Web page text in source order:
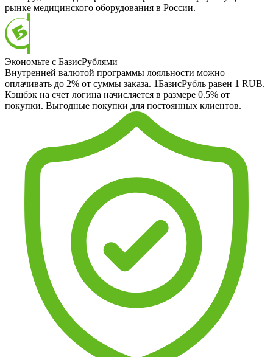
рынке медицинского оборудования в России.
Экономьте с БазисРублями
Внутренней валютой программы лояльности можно
оплачивать до 2% от суммы заказа. 1БазисРубль равен 1 RUB.
Кэшбэк на счет логина начисляется в размере 0.5% от
покупки. Выгодные покупки для постоянных клиентов.